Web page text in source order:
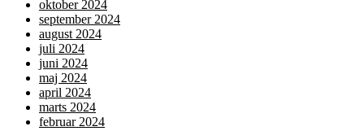
oktober 2024
september 2024
august 2024
juli 2024
juni 2024
maj 2024
april 2024
marts 2024
februar 2024